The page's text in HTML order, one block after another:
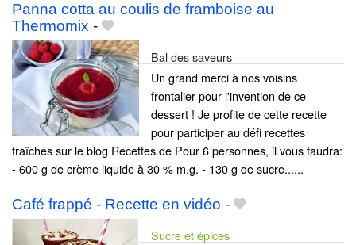
Panna cotta au coulis de framboise au
Thermomix -
Bal des saveurs
Un grand merci à nos voisins
frontalier pour l'invention de ce
dessert ! Je profite de cette recette
pour participer au défi recettes
fraîches sur le blog Recettes.de Pour 6 personnes, il vous faudra:
- 600 g de crème liquide à 30 % m.g. - 130 g de sucre......
Café frappé - Recette en vidéo -
Sucre et épices